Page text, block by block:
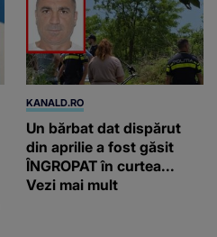
KANALD.RO
Un bărbat dat dispărut
din aprilie a fost găsit
ÎNGROPAT în curtea...
Vezi mai mult